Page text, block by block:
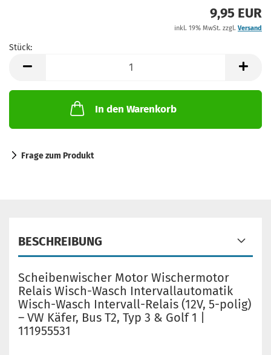
9,95 EUR
inkl. 19% MwSt. zzgl. Versand
Stück:
In den Warenkorb
Frage zum Produkt
BESCHREIBUNG
Scheibenwischer Motor Wischermotor
Relais Wisch-Wasch Intervallautomatik
Wisch-Wasch Intervall-Relais (12V, 5-polig)
– VW Käfer, Bus T2, Typ 3 & Golf 1 |
111955531